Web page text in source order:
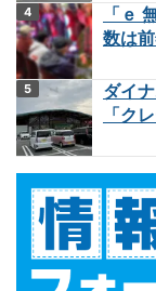
「ｅ
数は
ダイ
「ク